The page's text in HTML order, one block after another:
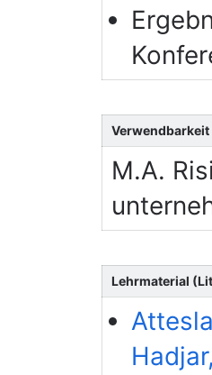
M.A.
Lehrmaterial